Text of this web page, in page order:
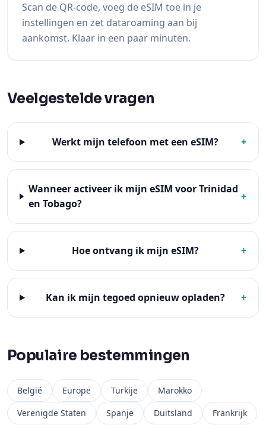
Scan de QR-code, voeg de eSIM toe in je
instellingen en zet dataroaming aan bij
aankomst. Klaar in een paar minuten.
Veelgestelde vragen
Werkt mijn telefoon met een eSIM? +
Wanneer activeer ik mijn eSIM voor Trinidad
en Tobago?
+
Hoe ontvang ik mijn eSIM? +
Kan ik mijn tegoed opnieuw opladen? +
Populaire bestemmingen
België Europe Turkije
Marokko
Verenigde Staten
Spanje Duitsland Frankrijk